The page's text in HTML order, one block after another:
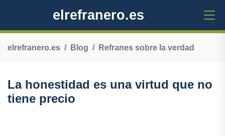
elrefranero.es
elrefranero.es Blog Refranes sobre la verdad
La honestidad es una virtud que no
tiene precio